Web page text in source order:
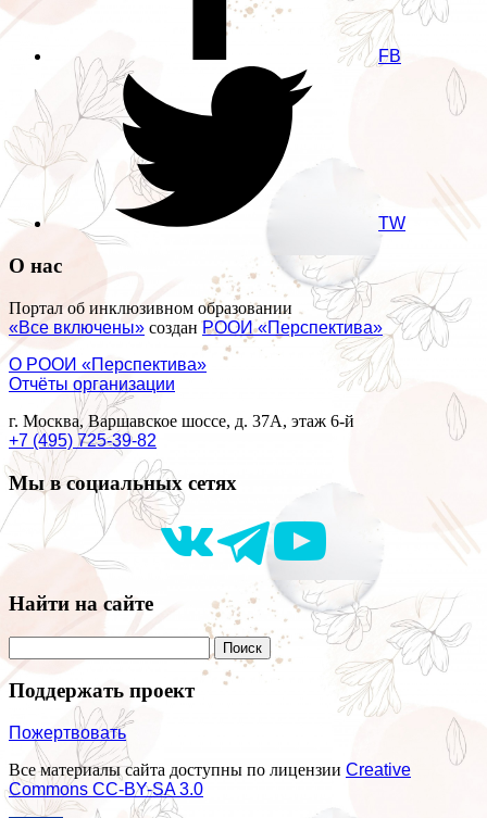
FB
TW
О нас
Портал об инклюзивном образовании
«Все включены» созданРООИ «Перспектива»
О РООИ «Перспектива»
Отчёты организации
г. Москва, Варшавское шоссе, д. 37А, этаж 6-й
+7 (495) 725-39-82
Мы в социальных сетях
Найти на сайте
Поддержать проект
Пожертвовать
Все материалы сайта доступны по лицензии Creative
Commons СС-BY-SA 3.0